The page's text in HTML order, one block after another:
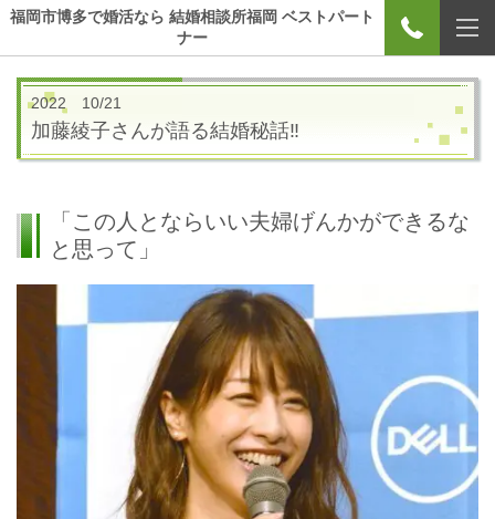
福岡市博多で婚活なら 結婚相談所福岡 ベストパート
ナー
2022 10/21
加藤綾子さんが語る結婚秘話‼
「この人とならいい夫婦げんかができるな
と思って」